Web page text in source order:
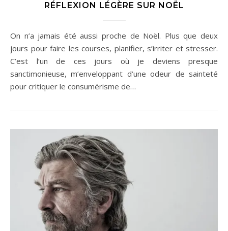
RÉFLEXION LÉGÈRE SUR NOËL
On n’a jamais été aussi proche de Noël. Plus que deux
jours pour faire les courses, planifier, s’irriter et stresser.
C’est l’un de ces jours où je deviens presque
sanctimonieuse, m’enveloppant d’une odeur de sainteté
pour critiquer le consumérisme de…